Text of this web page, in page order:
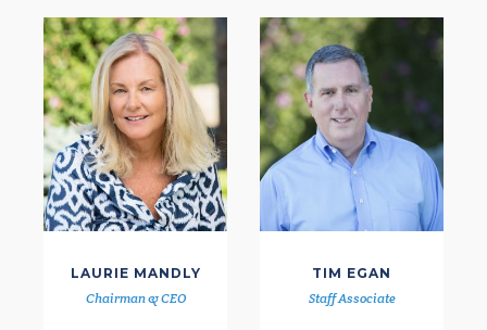
LAURIE MANDLY
Chairman & CEO
TIM EGAN
Staff Associate